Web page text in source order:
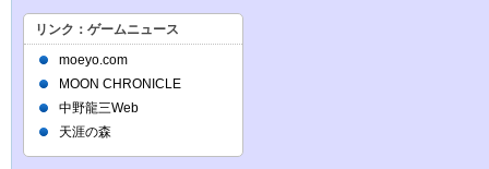
リンク：ゲームニュース
moeyo.com
MOON CHRONICLE
中野龍三Web
天涯の森